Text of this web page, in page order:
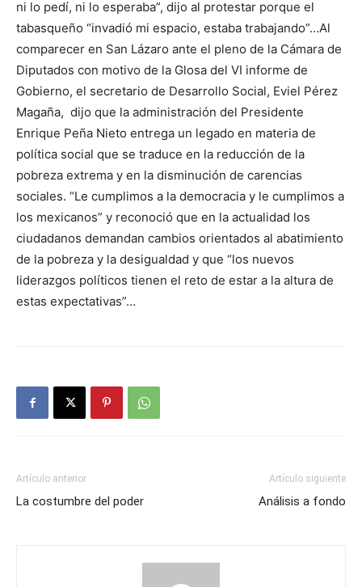
ni lo pedí, ni lo esperaba”, dijo al protestar porque el
tabasqueño “invadió mi espacio, estaba trabajando”…Al
comparecer en San Lázaro ante el pleno de la Cámara de
Diputados con motivo de la Glosa del VI informe de
Gobierno, el secretario de Desarrollo Social, Eviel Pérez
Magaña, dijo que la administración del Presidente
Enrique Peña Nieto entrega un legado en materia de
política social que se traduce en la reducción de la
pobreza extrema y en la disminución de carencias
sociales. “Le cumplimos a la democracia y le cumplimos a
los mexicanos” y reconoció que en la actualidad los
ciudadanos demandan cambios orientados al abatimiento
de la pobreza y la desigualdad y que “los nuevos
liderazgos políticos tienen el reto de estar a la altura de
estas expectativas”…
Artículo anterior
La costumbre del poder
Artículo siguiente
Análisis a fondo